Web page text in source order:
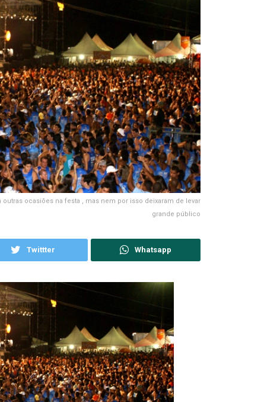
ocasiões na festa , mas nem por isso deixaram de levar
grande público
Twittter Whatsapp